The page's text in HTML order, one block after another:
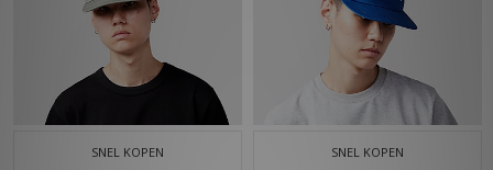
SNEL KOPEN SNEL KOPEN